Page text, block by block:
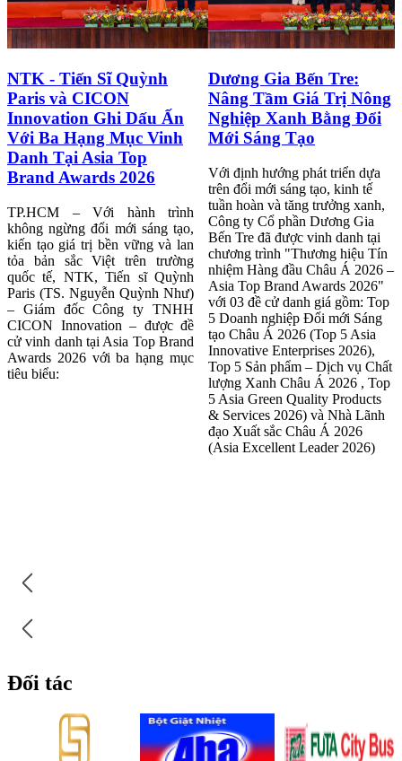
Dương Gia Bến Tre:
Nâng Tầm Giá Trị Nông
Nghiệp Xanh Bằng Đổi
Mới Sáng Tạo
Với định hướng phát triển dựa
trên đổi mới sáng tạo, kinh tế
tuần hoàn và tăng trưởng xanh,
Công ty Cổ phần Dương Gia
Bến Tre đã được vinh danh tại
chương trình "Thương hiệu Tín
nhiệm Hàng đầu Châu Á 2026 –
Asia Top Brand Awards 2026"
với 03 đề cử danh giá gồm: Top
5 Doanh nghiệp Đổi mới Sáng
tạo Châu Á 2026 (Top 5 Asia
Innovative Enterprises 2026),
Top 5 Sản phẩm – Dịch vụ Chất
lượng Xanh Châu Á 2026 , Top
KTG Group Khẳng
Định Tầm Vóc Châu Á
Với Cú Đúp Danh Hiệu
Uy Tín
Vừa qua, tại Lễ trao giải Asia
Awards 2026, Công ty Cổ
phần Tập đoàn KTG (KTG
Group) đã xuất sắc ghi danh
tại hai hạng mục chiến lược:
“Top 10 Thương hiệu Tín
nhiệm Hàng đầu Châu Á” và
“Nhà lãnh đạo xuất sắc Châu
Á” dành cho Chủ tịch HĐQT
Lê Văn Nam. Cú đúp danh
hiệu quốc tế này là sự ghi
nhận xứng đáng cho tầm vóc
và bước đi đột phá của một
tập đoàn xây dựng hàng đầu
Việt Nam.
Đối tác